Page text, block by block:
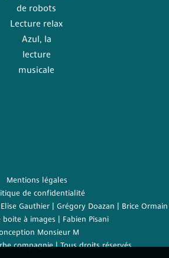
de robots
Lecture relax
Azul, la
lecture
musicale
Mentions légales
de confidentialité
Elise Gauthier| Grégory Doazan |
Brice Ormain
boite à images | Fabien Pisani
Monsieur M
compagnie | Tous droits réservés.